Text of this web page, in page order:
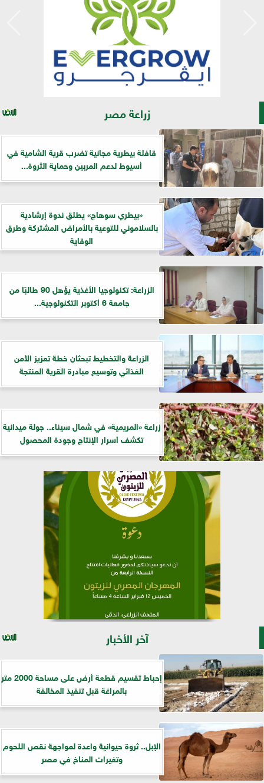
زراعة مصر
قافلة بيطرية مجانية تضرب قرية الشامية في
أسيوط لدعم المربين وحماية الثروة...
«بيطري سوهاج» يطلق ندوة إرشادية
بالسلاموني للتوعية بالأمراض المشتركة وطرق
الوقاية
الزراعة: تكنولوجيا الأغذية يؤهل 90 طالبًا من
جامعة 6 أكتوبر التكنولوجية...
الزراعة والتخطيط تبحثان خطة تعزيز الأمن
الغذائي وتوسيع مبادرة القرية المنتجة
زراعة «المريمية» في شمال سيناء.. جولة ميدانية
تكشف أسرار الإنتاج وجودة المحصول
آخر الأخبار
إحباط تقسيم قطعة أرض على مساحة 2000 متر
بالمراغة قبل تنفيذ المخالفة
الإبل.. ثروة حيوانية واعدة لمواجهة نقص اللحوم
وتغيرات المناخ في مصر